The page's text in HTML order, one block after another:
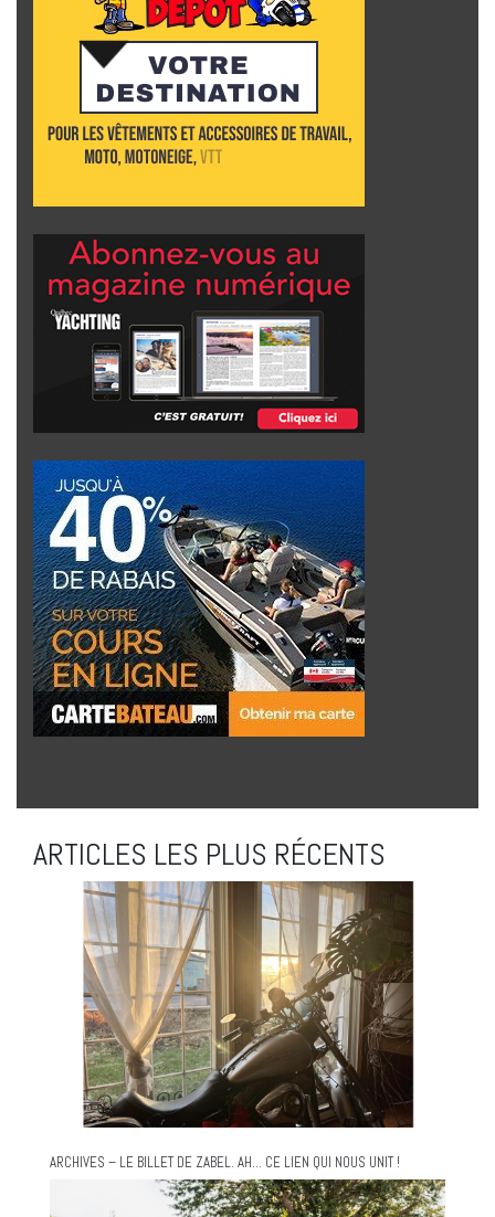
ARTICLES LES PLUS RÉCENTS
ARCHIVES – LE BILLET DE ZABEL. AH… CE LIEN QUI NOUS UNIT !